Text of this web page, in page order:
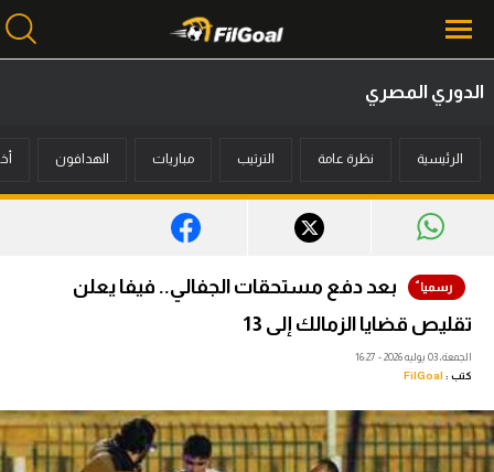
أخبار
ميركاتو
فانتازي في الجول
فيديوهات
الدوري المصري
الرئيسية نظرة عامة الترتيب مباريات الهدافون
بعد دفع مستحقات الجفالي.. فيفا يعلن
تقليص قضايا الزمالك إلى 13
الجمعة، 03 يوليه 2026 - 16:27
كتب : FilGoal